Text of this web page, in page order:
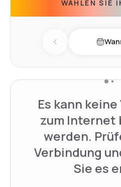
WÄHLEN SIE
Previous day
Es kann
zum
werden.
Verbindung
Sie es